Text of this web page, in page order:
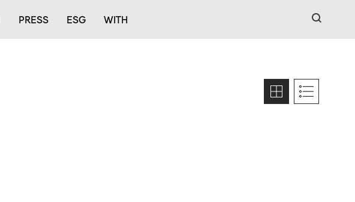
PRESS ESG WITH 검색